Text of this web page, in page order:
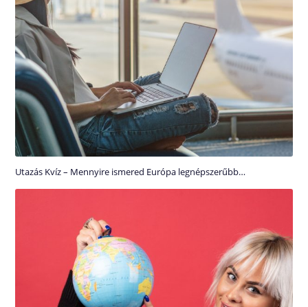
Utazás Kvíz – Mennyire ismered Európa legnépszerűbb…